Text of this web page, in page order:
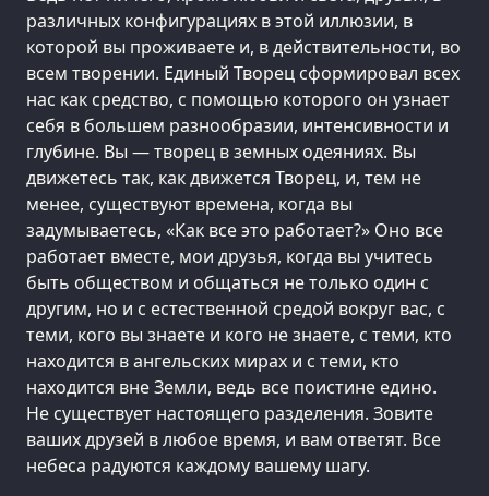
различных конфигурациях в этой иллюзии, в
которой вы проживаете и, в действительности, во
всем творении. Единый Творец сформировал всех
нас как средство, с помощью которого он узнает
себя в большем разнообразии, интенсивности и
глубине. Вы — творец в земных одеяниях. Вы
движетесь так, как движется Творец, и, тем не
менее, существуют времена, когда вы
задумываетесь, «Как все это работает?» Оно все
работает вместе, мои друзья, когда вы учитесь
быть обществом и общаться не только один с
другим, но и с естественной средой вокруг вас, с
теми, кого вы знаете и кого не знаете, с теми, кто
находится в ангельских мирах и с теми, кто
находится вне Земли, ведь все поистине едино.
Не существует настоящего разделения. Зовите
ваших друзей в любое время, и вам ответят. Все
небеса радуются каждому вашему шагу.